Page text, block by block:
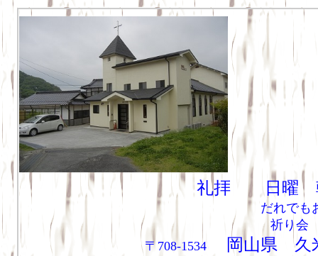
礼拝 日曜 朝
だれでも
祈り会
〒708-1534
岡山県